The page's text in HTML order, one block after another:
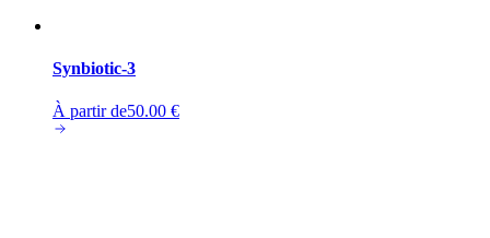
Synbiotic-3
À partir de50.00 €